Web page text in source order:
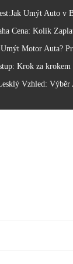
Jak Umýt Auto v
Cena: Kolik
Motor Auta?
Krok za
Vzhled: Výběr